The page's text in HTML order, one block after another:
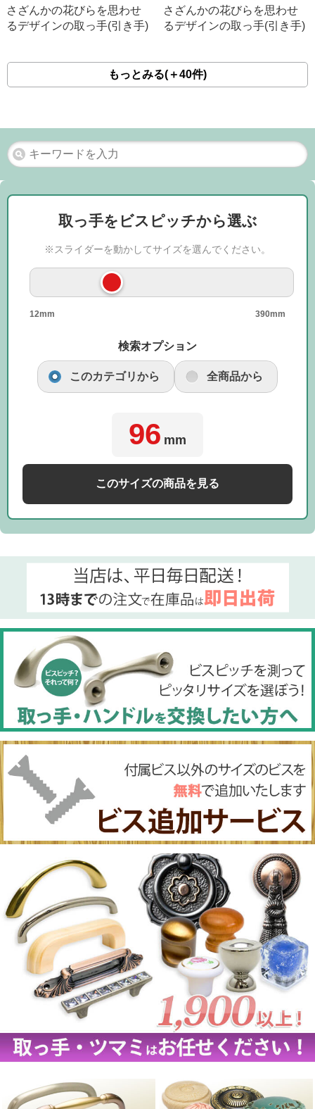
さざんかの花びらを思わせ
るデザインの取っ手(引き手)
さざんかの花びらを思わせ
るデザインの取っ手(引き手)
もっとみる(＋40件)
取っ手をビスピッチから選ぶ
※スライダーを動かしてサイズを選んでください。
12mm 390mm
検索オプション
このカテゴリから 全商品から
96 mm
このサイズの商品を見る